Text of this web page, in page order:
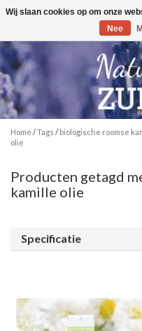
Toggle
Home /Tags / biologische roomse
olie
Producten getagd
kamille olie
Specificatie
Wij slaan cookies op om onze
Nee